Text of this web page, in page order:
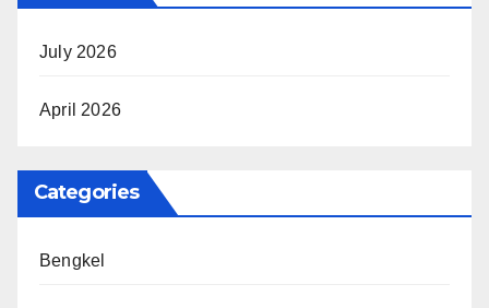
July 2026
April 2026
Categories
Bengkel